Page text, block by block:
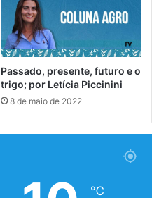
Passado, presente, futuro e o
trigo; por Letícia Piccinini
8 de maio de 2022
℃